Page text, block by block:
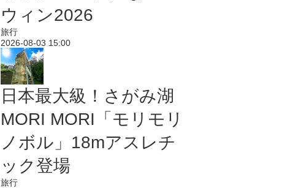
ウィン2026
旅行
2026-08-03 15:00
日本最大級！さがみ湖
MORI MORI「モリモリ
ノボル」18mアスレチ
ック登場
旅行